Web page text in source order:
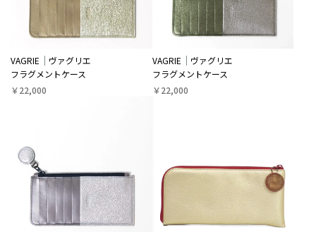
VAGRIE
ヴァグリエ
フラグメントケース
￥22,000
VAGRIE
ヴァグリエ
フラグメントケース
￥22,000